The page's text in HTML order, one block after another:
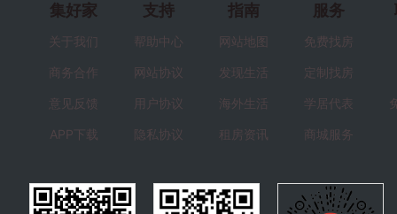
集好家
关于我们
商务合作
意见反馈
APP下载
支持
帮助中心
网站协议
用户协议
隐私协议
指南
网站地图
发现生活
海外生活
租房资讯
服务
免费找房
定制找房
学居代表
商城服务